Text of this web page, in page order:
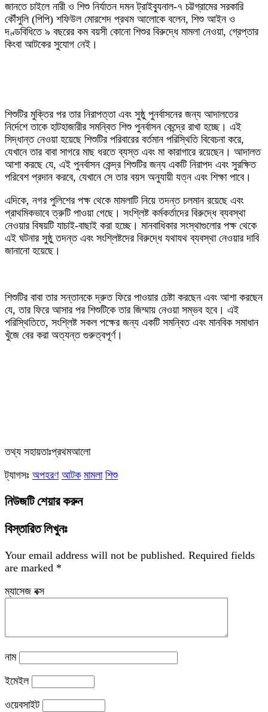
‎জানতে চাইলে নারী ও শিশু নির্যাতন দমন ট্রাইব্যুনাল-৭ চট্টগ্রামের সরকারি
কৌঁসুলি (পিপি) শফিউল মোরশেদ প্রথম আলোকে বলেন, শিশু আইন ও
দণ্ডবিধিতে ৯ বছরের কম বয়সী কোনো শিশুর বিরুদ্ধে মামলা নেওয়া, গ্রেপ্তার
কিংবা আটকের সুযোগ নেই।
‎শিশুটির মুক্তির পর তার নিরাপত্তা এবং সুষ্ঠু পুনর্বাসনের জন্য আদালতের
নির্দেশে তাকে হাটহাজারীর সমন্বিত শিশু পুনর্বাসন কেন্দ্রে রাখা হচ্ছে। এই
সিদ্ধান্ত নেওয়া হয়েছে শিশুটির পরিবারের বর্তমান পরিস্থিতি বিবেচনা করে,
যেখানে তার বাবা সাগরে মাছ ধরতে ব্যস্ত এবং মা কারাগারে রয়েছেন। আদালত
আশা করছে যে, এই পুনর্বাসন কেন্দ্র শিশুটির জন্য একটি নিরাপদ এবং সুরক্ষিত
পরিবেশ প্রদান করবে, যেখানে সে তার বয়স অনুযায়ী যত্ন এবং শিক্ষা পাবে।
‎এদিকে, নগর পুলিশের পক্ষ থেকে মামলাটি নিয়ে তদন্ত চলমান রয়েছে এবং
প্রাথমিকভাবে ত্রুটি পাওয়া গেছে। সংশ্লিষ্ট কর্মকর্তাদের বিরুদ্ধে ব্যবস্থা
নেওয়ার বিষয়টি যাচাই-বাছাই করা হচ্ছে। মানবাধিকার সংস্থাগুলোর পক্ষ থেকে
এই ঘটনার সুষ্ঠু তদন্ত এবং সংশ্লিষ্টদের বিরুদ্ধে যথাযথ ব্যবস্থা নেওয়ার দাবি
জানানো হয়েছে।
‎শিশুটির বাবা তার সন্তানকে দ্রুত ফিরে পাওয়ার চেষ্টা করছেন এবং আশা করছেন
যে, তার ফিরে আসার পর শিশুটিকে তার জিম্মায় নেওয়া সম্ভব হবে। এই
পরিস্থিতিতে, সংশ্লিষ্ট সকল পক্ষের জন্য একটি সমন্বিত এবং মানবিক সমাধান
খুঁজে বের করা অত্যন্ত গুরুত্বপূর্ণ।
‎তথ্য সহায়তাঃপ্রথমআলো
ট্যাগসঃ অপহরণ আটক মামলা শিশু
নিউজটি শেয়ার করুন
বিস্তারিত লিখুনঃ
Your email address will not be published. Required fields
are marked *
ম্যাসেজ বক্স
নাম
ইমেইল
ওয়েবসাইট